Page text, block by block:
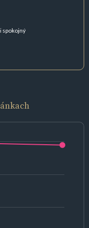
spokojný